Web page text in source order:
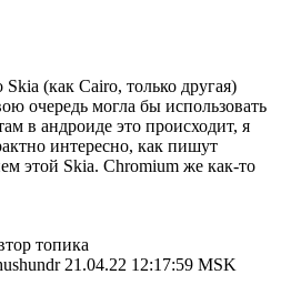
(как Cairo, только другая)
очередь могла бы использовать
в андроиде это происходит, я
интересно, как пишут
этой Skia. Chromium же как-то
топика
21.04.22 12:17:59 MSK